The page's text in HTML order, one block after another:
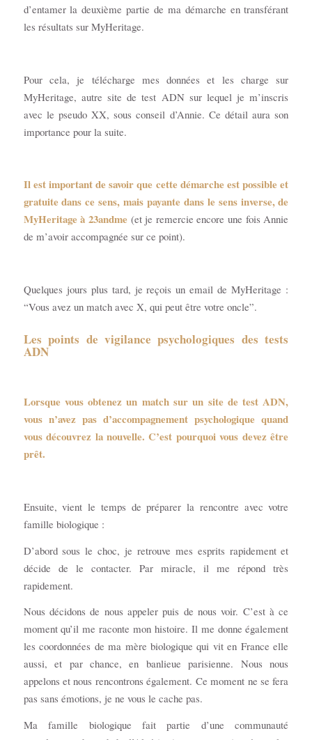
d’entamer la deuxième partie de ma démarche en transférant
les résultats sur MyHeritage.
Pour cela, je télécharge mes données et les charge sur
MyHeritage, autre site de test ADN sur lequel je m’inscris
avec le pseudo XX, sous conseil d’Annie. Ce détail aura son
importance pour la suite.
Il est important de savoir que cette démarche est possible et
gratuite dans ce sens, mais payante dans le sens inverse, de
MyHeritage à 23andme (et je remercie encore une fois Annie
de m’avoir accompagnée sur ce point).
Quelques jours plus tard, je reçois un email de MyHeritage :
“Vous avez un match avec X, qui peut être votre oncle”.
Les points de vigilance psychologiques des tests
ADN
Lorsque vous obtenez un match sur un site de test ADN,
vous n’avez pas d’accompagnement psychologique quand
vous découvrez la nouvelle. C’est pourquoi vous devez être
prêt.
Ensuite, vient le temps de préparer la rencontre avec votre
famille biologique :
D’abord sous le choc, je retrouve mes esprits rapidement et
décide de le contacter. Par miracle, il me répond très
rapidement.
Nous décidons de nous appeler puis de nous voir. C’est à ce
moment qu’il me raconte mon histoire. Il me donne également
les coordonnées de ma mère biologique qui vit en France elle
aussi, et par chance, en banlieue parisienne. Nous nous
appelons et nous rencontrons également. Ce moment ne se fera
pas sans émotions, je ne vous le cache pas.
Ma famille biologique fait partie d’une communauté